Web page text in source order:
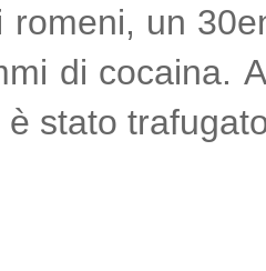
romeni, un
di cocaina.
è stato